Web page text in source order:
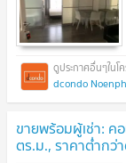
dcondo
ขายพร้อมผู้เช่า: ค
ตร.ม., ราคาต่ำกว่